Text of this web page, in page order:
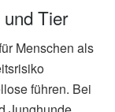
Tier
Menschen als
führen. Bei